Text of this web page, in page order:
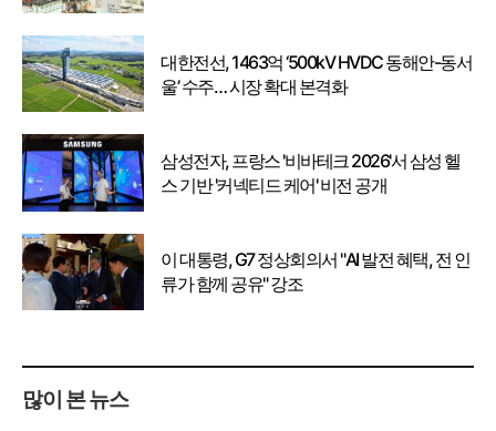
대한전선, 1463억 ‘500kV HVDC 동해안-동서
울’ 수주… 시장 확대 본격화
삼성전자, 프랑스 '비바테크 2026'서 삼성 헬
스 기반 '커넥티드 케어' 비전 공개
이 대통령, G7 정상회의서 "AI 발전 혜택, 전 인
류가 함께 공유" 강조
많이 본 뉴스